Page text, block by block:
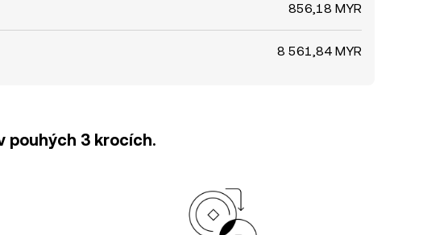
856,18 MYR
8 561,84 MYR
pouhých 3 krocích.